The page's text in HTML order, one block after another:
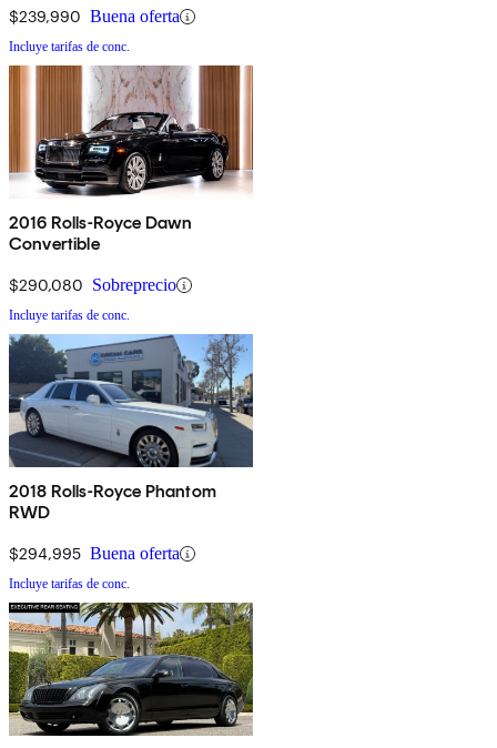
$239,990 Buena oferta
Incluye tarifas de conc.
2016 Rolls-Royce Dawn
Convertible
$290,080 Sobreprecio
Incluye tarifas de conc.
2018 Rolls-Royce Phantom
RWD
$294,995 Buena oferta
Incluye tarifas de conc.